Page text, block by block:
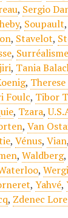
, Sergio
, Soupault,
, Stavelot,
, Surréalisme
, Tania
,
Foulc, Tibor
, Tzara,
, Van
, Vénus, Vian,
, Waldberg,
,
, Yahvé,
, Zdenec